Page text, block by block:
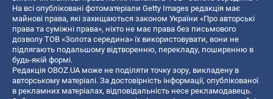
На всі опубліковані фотоматеріали Getty Images редакція має
майнові права, які захищаються законом України «Про авторські
права та суміжні права», ніхто не має права без письмового
дозволу ТОВ «Золота середина» їх використовувати, вони не
підлягають подальшому відтворенню, перекладу, поширенню в
будь-якій формі.
Редакція OBOZ.UA може не поділяти точку зору, викладену в
авторському матеріалі. За достовірність інформації, опублікованої
в рекламних матеріалах, відповідальність несе рекламодавець.